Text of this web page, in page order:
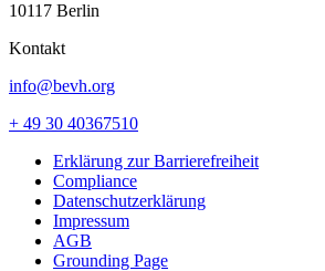
10117 Berlin
Kontakt
info@bevh.org
+ 49 30 40367510
Erklärung zur Barrierefreiheit
Compliance
Datenschutzerklärung
Impressum
AGB
Grounding Page